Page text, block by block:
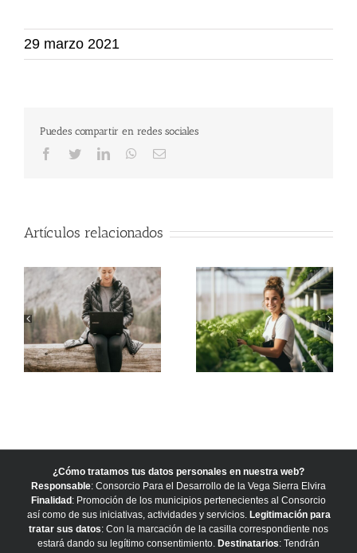
29 marzo 2021
Puedes compartir en redes sociales
Facebook
TwitterLinkedInWhatsApp
Correo
Artículos relacionados
¿Cómo tratamos tus datos personales en nuestra web?
Responsable: Consorcio Para el Desarrollo de la Vega Sierra Elvira
Finalidad : Promoción de los municipios pertenecientes al Consorcio
así como de sus iniciativas, actividades y servicios. Legitimación para
tratar sus datos: Con la marcación de la casilla correspondiente nos
estará dando su legítimo consentimiento. Destinatarios: Tendrán